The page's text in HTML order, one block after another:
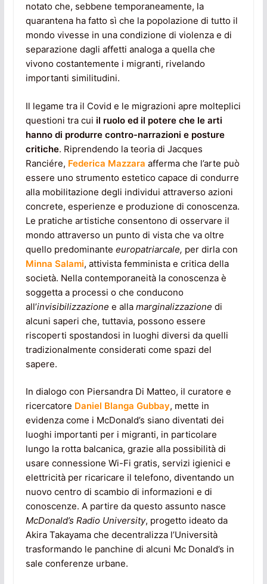
notato che, sebbene temporaneamente, la
quarantena ha fatto sì che la popolazione di tutto il
mondo vivesse in una condizione di violenza e di
separazione dagli affetti analoga a quella che
vivono costantemente i migranti, rivelando
importanti similitudini.
Il legame tra il Covid e le migrazioni apre molteplici
questioni tra cui il ruolo ed il potere che le arti
hanno di produrre contro-narrazioni e posture
critiche. Riprendendo la teoria di Jacques
Ranciére, Federica Mazzara afferma che l’arte può
essere uno strumento estetico capace di condurre
alla mobilitazione degli individui attraverso azioni
concrete, esperienze e produzione di conoscenza.
Le pratiche artistiche consentono di osservare il
mondo attraverso un punto di vista che va oltre
quello predominante europatriarcale, per dirla con
Minna Salami, attivista femminista e critica della
società. Nella contemporaneità la conoscenza è
soggetta a processi o che conducono
all’invisibilizzazione e alla marginalizzazione di
alcuni saperi che, tuttavia, possono essere
riscoperti spostandosi in luoghi diversi da quelli
tradizionalmente considerati come spazi del
sapere.
In dialogo con Piersandra Di Matteo, il curatore e
ricercatore Daniel Blanga Gubbay, mette in
evidenza come i McDonald’s siano diventati dei
luoghi importanti per i migranti, in particolare
lungo la rotta balcanica, grazie alla possibilità di
usare connessione Wi-Fi gratis, servizi igienici e
elettricità per ricaricare il telefono, diventando un
nuovo centro di scambio di informazioni e di
conoscenze. A partire da questo assunto nasce
McDonald’s Radio University, progetto ideato da
Akira Takayama che decentralizza l’Università
trasformando le panchine di alcuni Mc Donald’s in
sale conferenze urbane.